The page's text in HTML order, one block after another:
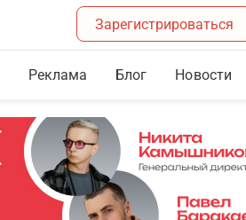
Зарегистрироваться
Реклама Блог Новости